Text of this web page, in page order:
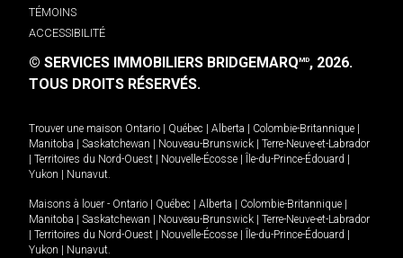
TÉMOINS
ACCESSIBILITÉ
© SERVICES IMMOBILIERS BRIDGEMARQMD, 2026.
TOUS DROITS RÉSERVÉS.
Trouver une maison Ontario Québec Alberta Colombie-Britannique
Manitoba
Saskatchewan Nouveau-Brunswick
Terre-Neuve-et-Labrador
Territoires du Nord-Ouest Nouvelle-Écosse Île-du-Prince-Édouard
Yukon
Nunavut.
Maisons à louer - Ontario Québec Alberta Colombie-Britannique
Manitoba
Saskatchewan Nouveau-Brunswick
Terre-Neuve-et-Labrador
Territoires du Nord-Ouest Nouvelle-Écosse Île-du-Prince-Édouard
Yukon
Nunavut.